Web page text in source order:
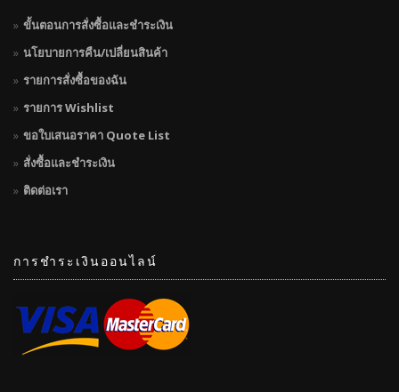
ขั้นตอนการสั่งซื้อและชำระเงิน
นโยบายการคืน/เปลี่ยนสินค้า
รายการสั่งซื้อของฉัน
รายการ Wishlist
ขอใบเสนอราคา Quote List
สั่งซื้อและชำระเงิน
ติดต่อเรา
การชำระเงินออนไลน์